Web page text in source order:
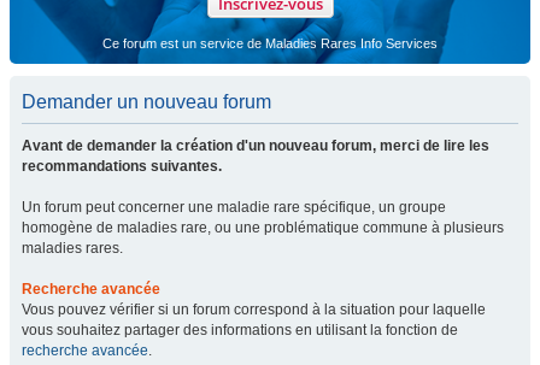
Ce forum est un service de Maladies Rares Info Services
Demander un nouveau forum
Avant de demander la création d'un nouveau forum, merci de lire les
recommandations suivantes.
Un forum peut concerner une maladie rare spécifique, un groupe
homogène de maladies rare, ou une problématique commune à plusieurs
maladies rares.
Recherche avancée
Vous pouvez vérifier si un forum correspond à la situation pour laquelle
vous souhaitez partager des informations en utilisant la fonction de
recherche avancée.